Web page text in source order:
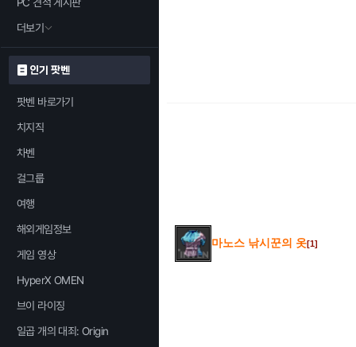
더보기
인기 팟벤
팟벤 바로가기
치지직
차벤
걸그룹
여행
해외게임정보
게임 영상
HyperX OMEN
브이 라이징
일곱 개의 대죄: Origin
마노스 낚시꾼의 옷[1]